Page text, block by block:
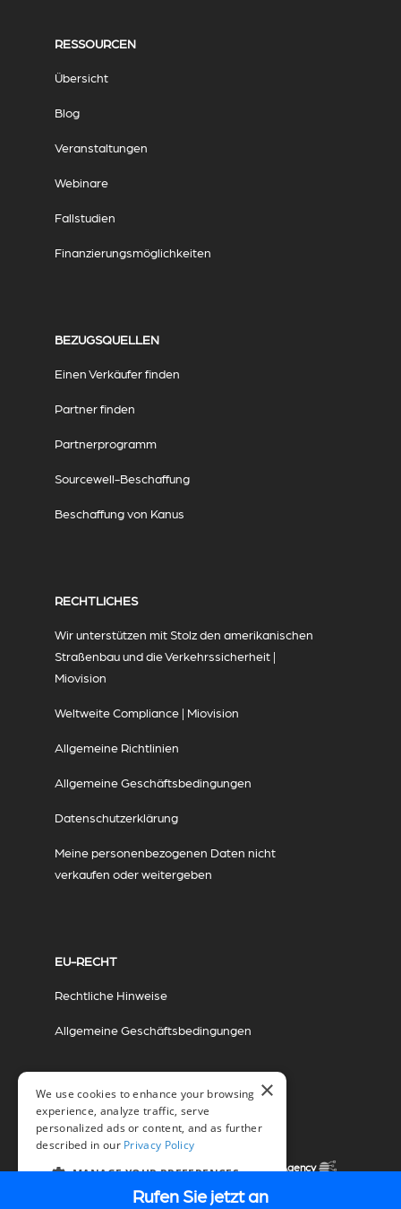
Rufen Sie jetzt an
RESSOURCEN
Übersicht
Blog
Veranstaltungen
Webinare
Fallstudien
Finanzierungsmöglichkeiten
BEZUGSQUELLEN
Einen Verkäufer finden
Partner finden
Partnerprogramm
Sourcewell-Beschaffung
Beschaffung von Kanus
RECHTLICHES
Wir unterstützen mit Stolz den amerikanischen
Straßenbau und die Verkehrssicherheit |
Miovision
Weltweite Compliance | Miovision
Allgemeine Richtlinien
Allgemeine Geschäftsbedingungen
Datenschutzerklärung
Meine personenbezogenen Daten nicht
verkaufen oder weitergeben
EU-RECHT
Rechtliche Hinweise
Allgemeine Geschäftsbedingungen
© 2026 Miovision Technologies Incorporated
Marketing in Zusammenarbeit mit The Influence Agency
×
We use cookies to enhance your browsing
experience, analyze traffic, serve
personalized ads or content, and as further
described in our Privacy Policy
MANAGE YOUR PREFERENCES